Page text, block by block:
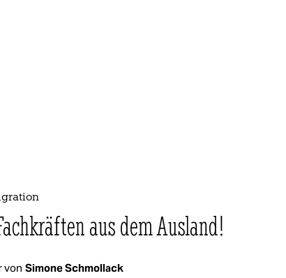
aus dem Ausland!
von Simone Schmollack